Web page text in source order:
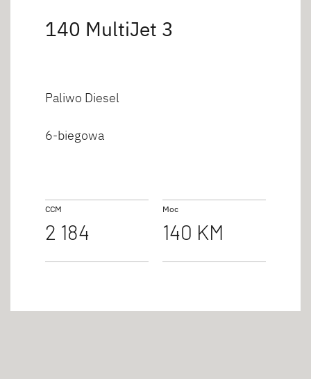
140 MultiJet 3
Paliwo Diesel
6-biegowa
CCM
2 184
Moc
140 KM